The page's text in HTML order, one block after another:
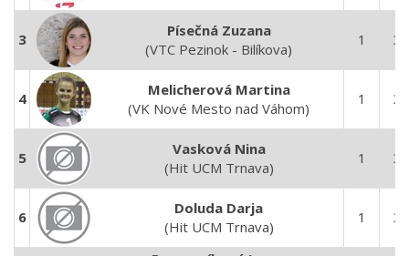
3
Písečná Zuzana
(VTC Pezinok - Bilíkova)
1 3
4
Melicherová Martina
(VK Nové Mesto nad Váhom)
1 3
5
Vasková Nina
(Hit UCM Trnava)
1 3
6
Doluda Darja
(Hit UCM Trnava)
1 3